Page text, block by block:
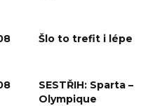
Šlo to trefit i lépe
SESTŘIH: Sparta –
Olympique